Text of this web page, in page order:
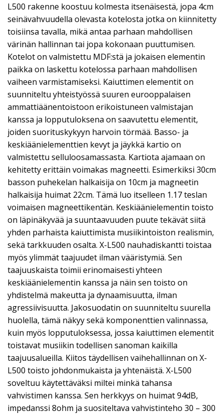
L500 rakenne koostuu kolmesta itsenäisestä, jopa 4cm
seinävahvuudella olevasta kotelosta jotka on kiinnitetty
toisiinsa tavalla, mikä antaa parhaan mahdollisen
värinän hallinnan tai jopa kokonaan puuttumisen.
Kotelot on valmistettu MDF:stä ja jokaisen elementin
paikka on laskettu kotelossa parhaan mahdollisen
vaiheen varmistamiseksi. Kaiuttimen elementit on
suunniteltu yhteistyössä suuren eurooppalaisen
ammattiäänentoistoon erikoistuneen valmistajan
kanssa ja lopputuloksena on saavutettu elementit,
joiden suorituskykyyn harvoin törmää. Basso- ja
keskiäänielementtien kevyt ja jäykkä kartio on
valmistettu selluloosamassasta. Kartiota ajamaan on
kehitetty erittäin voimakas magneetti. Esimerkiksi 30cm
basson puhekelan halkaisija on 10cm ja magneetin
halkaisija huimat 22cm. Tämä luo itselleen 1.17 teslan
voimaisen magneettikentän. Keskiäänielementin toisto
on läpinäkyvää ja suuntaavuuden puute tekävät siitä
yhden parhaista kaiuttimista musiikintoiston realismin,
sekä tarkkuuden osalta. X-L500 nauhadiskantti toistaa
myös ylimmät taajuudet ilman vääristymiä. Sen
taajuuskaista toimii erinomaisesti yhteen
keskiäänielementin kanssa ja näin sen toisto on
yhdistelmä makeutta ja dynaamisuutta, ilman
agressiivisuutta. Jakosuodatin on suunniteltu suurella
huolella, tämä näkyy sekä komponenttien valinnassa,
kuin myös lopputuloksessa, jossa kaiuttimen elementit
toistavat musiikin todellisen sanoman kaikilla
taajuusalueilla. Kiitos täydellisen vaihehallinnan on X-
L500 toisto johdonmukaista ja yhtenäistä. X-L500
soveltuu käytettäväksi miltei minkä tahansa
vahvistimen kanssa. Sen herkkyys on huimat 94dB,
impedanssi 8ohm ja suositeltava vahvistinteho 30 – 300